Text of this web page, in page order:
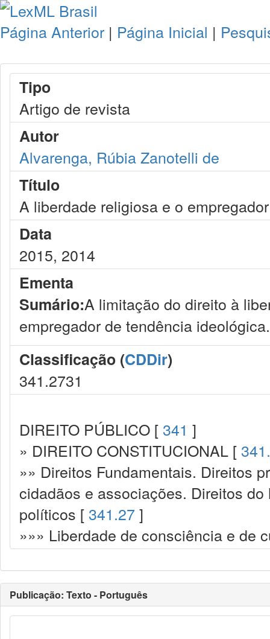
Página Anterior | Página Inicial |
Tipo
Artigo de revista
Autor
Alvarenga, Rúbia Zanotelli de
Título
A liberdade religiosa e o
Data
2015, 2014
Ementa
Sumário:A limitação do direito à
empregador de tendência ideológica.
Classificação (CDDir)
341.2731
DIREITO PÚBLICO [ 341 ]
» DIREITO CONSTITUCIONAL [
»» Direitos Fundamentais. Direitos
cidadãos e associações. Direitos
políticos [ 341.27 ]
»»» Liberdade de consciência e de
Publicação: Texto - Português